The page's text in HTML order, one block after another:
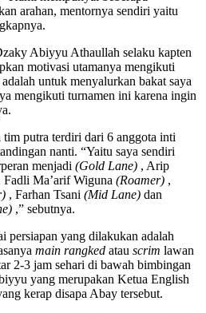
arahan, mentornya sendiri yaitu
Abiyyu Athaullah selaku kapten
motivasi utamanya mengikuti
untuk menyalurkan bakat saya
mengikuti turnamen ini karena ingin
tim putra terdiri dari 6 anggota inti
nanti. “Yaitu saya sendiri
menjadi (Gold Lane) , Arip
Fadli Ma’arif Wiguna (Roamer) ,
, Farhan Tsani (Mid Lane) dan
,” sebutnya.
persiapan yang dilakukan adalah
main rangked atau scrim lawan
2-3 jam sehari di bawah bimbingan
yang merupakan Ketua English
kerap disapa Abay tersebut.